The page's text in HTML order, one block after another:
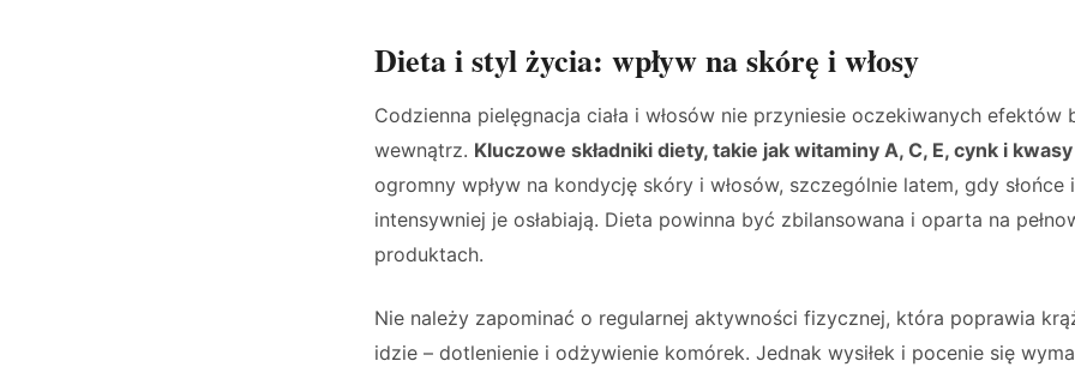
Dieta i styl życia: wpływ na skórę i włosy
Codzienna pielęgnacja ciała i włosów nie przyniesie oczekiwanych efektów
wewnątrz. Kluczowe składniki diety, takie jak witaminy A, C, E, cynk i
ogromny wpływ na kondycję skóry i włosów, szczególnie latem, gdy słońce
intensywniej je osłabiają. Dieta powinna być zbilansowana i oparta na
produktach.
Nie należy zapominać o regularnej aktywności fizycznej, która poprawia
idzie – dotlenienie i odżywienie komórek. Jednak wysiłek i pocenie się